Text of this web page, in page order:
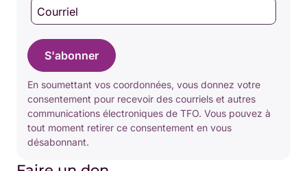
Courriel
S'abonner
En soumettant vos coordonnées, vous donnez votre
consentement pour recevoir des courriels et autres
communications électroniques de TFO. Vous pouvez à
tout moment retirer ce consentement en vous
désabonnant.